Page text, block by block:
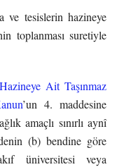
ve tesislerin hazineye
toplanması suretiyle
Ait Taşınmaz
’un 4. maddesine
amaçlı sınırlı aynî
(b) bendine göre
üniversitesi veya